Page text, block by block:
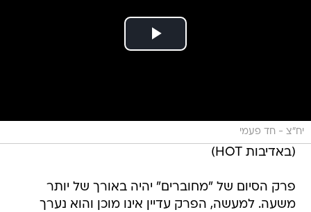
יח"צ - חד פעמי
(באדיבות HOT)
פרק הסיום של "מחוברים" יהיה באורך של יותר
משעה. למעשה, הפרק עדיין אינו מוכן והוא נערך